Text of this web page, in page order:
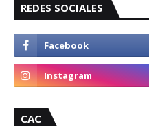
REDES SOCIALES
CAC